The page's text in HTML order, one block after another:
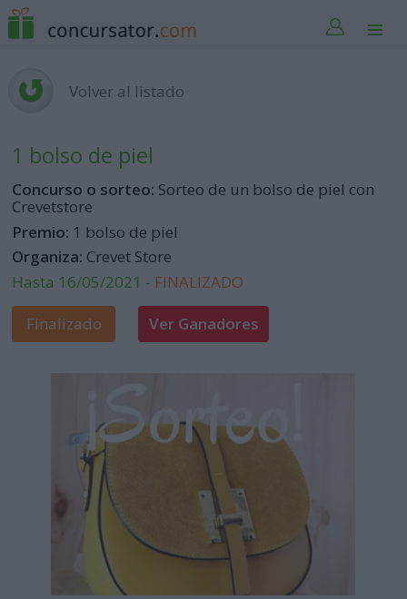
Volver al listado
1 bolso de piel
Concurso o sorteo: Sorteo de un bolso de piel con
Crevetstore
Premio: 1 bolso de piel
Organiza: Crevet Store
Hasta 16/05/2021 - FINALIZADO
Finalizado
Ver Ganadores